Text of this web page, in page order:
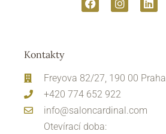
Kontakty
Freyova 82/27, 190 00 Praha
+420 774 652 922
info@saloncardinal.com
Otevírací doba: